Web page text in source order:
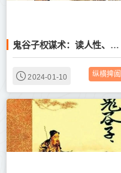
鬼谷子权谋术：读人性、读权谋、读纵横——符言第十二
2024-01-10 纵横捭阖